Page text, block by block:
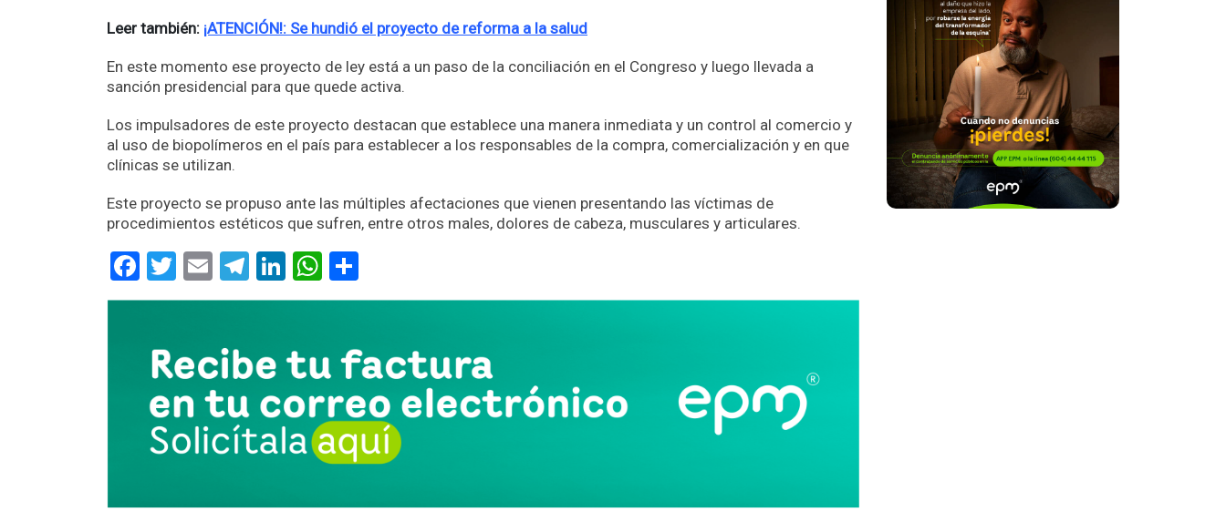
Leer también: ¡ATENCIÓN!: Se hundió el proyecto de reforma a la salud
En este momento ese proyecto de ley está a un paso de la conciliación en el Congreso y luego llevada a
sanción presidencial para que quede activa.
Los impulsadores de este proyecto destacan que establece una manera inmediata y un control al comercio y
al uso de biopolímeros en el país para establecer a los responsables de la compra, comercialización y en que
clínicas se utilizan.
Este proyecto se propuso ante las múltiples afectaciones que vienen presentando las víctimas de
procedimientos estéticos que sufren, entre otros males, dolores de cabeza, musculares y articulares.
Facebook
Twitter
EmailTelegram
LinkedIn
WhatsApp